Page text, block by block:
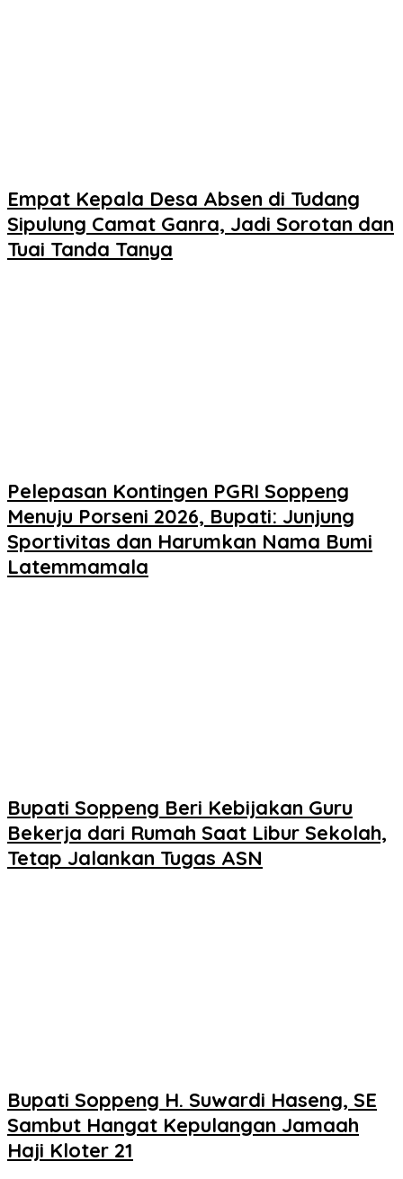
Empat Kepala Desa Absen di Tudang
Sipulung Camat Ganra, Jadi Sorotan dan
Tuai Tanda Tanya
Pelepasan Kontingen PGRI Soppeng
Menuju Porseni 2026, Bupati: Junjung
Sportivitas dan Harumkan Nama Bumi
Latemmamala
Bupati Soppeng Beri Kebijakan Guru
Bekerja dari Rumah Saat Libur Sekolah,
Tetap Jalankan Tugas ASN
Bupati Soppeng H. Suwardi Haseng, SE
Sambut Hangat Kepulangan Jamaah
Haji Kloter 21